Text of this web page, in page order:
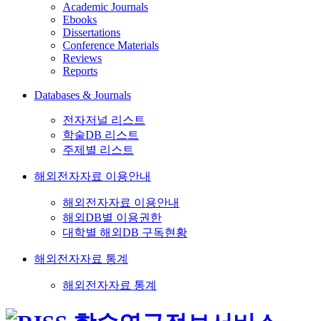
Academic Journals
Ebooks
Dissertations
Conference Materials
Reviews
Reports
Databases & Journals
전자저널 리스트
학술DB 리스트
주제별 리스트
해외전자자료 이용안내
해외전자자료 이용안내
해외DB별 이용권한
대학별 해외DB 구독현황
해외전자자료 통계
해외전자자료 통계